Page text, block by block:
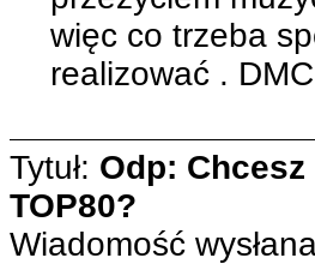
więc co trzeba
realizować . DMC
Tytuł: Odp:
TOP80?
Wiadomość